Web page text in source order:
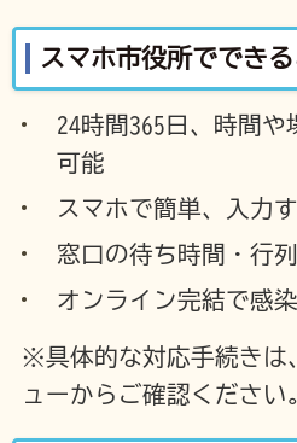
スマホ市役所でできる
24時間365日、時間
可能
スマホで簡単、入力
窓口の待ち時間・行
オンライン完結で感
※具体的な対応手続きは
ューからご確認ください